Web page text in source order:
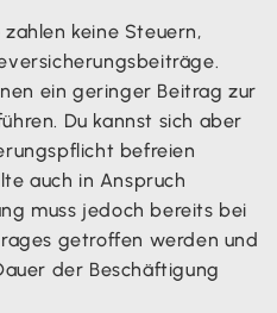
zahlen keine Steuern,
ein geringer Beitrag zur
Du kannst sich aber
befreien
auch in Anspruch
muss jedoch bereits bei
getroffen werden und
der Beschäftigung